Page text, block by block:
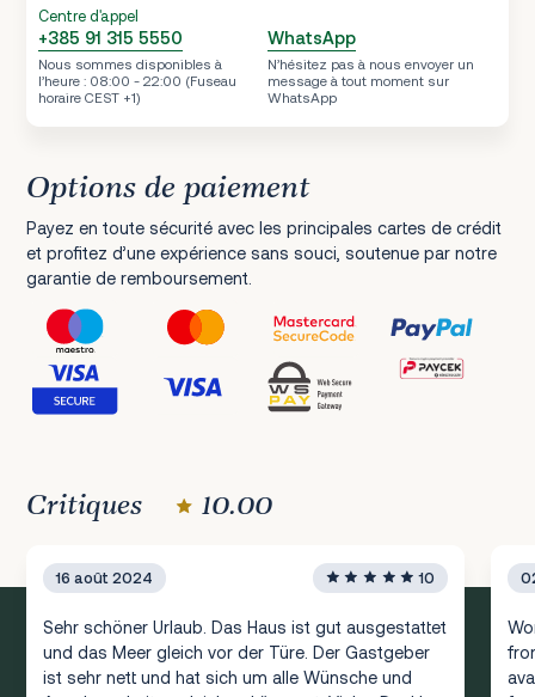
Centre d'appel
+385 91 315 5550
Nous sommes disponibles à
l’heure : 08:00 - 22:00 (Fuseau
horaire CEST +1)
WhatsApp
N’hésitez pas à nous envoyer un
message à tout moment sur
WhatsApp
Options de paiement
Payez en toute sécurité avec les principales cartes de crédit
et profitez d’une expérience sans souci, soutenue par notre
garantie de remboursement.
Critiques 10.00
16 août 2024 10
Sehr schöner Urlaub. Das Haus ist gut ausgestattet
und das Meer gleich vor der Türe. Der Gastgeber
ist sehr nett und hat sich um alle Wünsche und